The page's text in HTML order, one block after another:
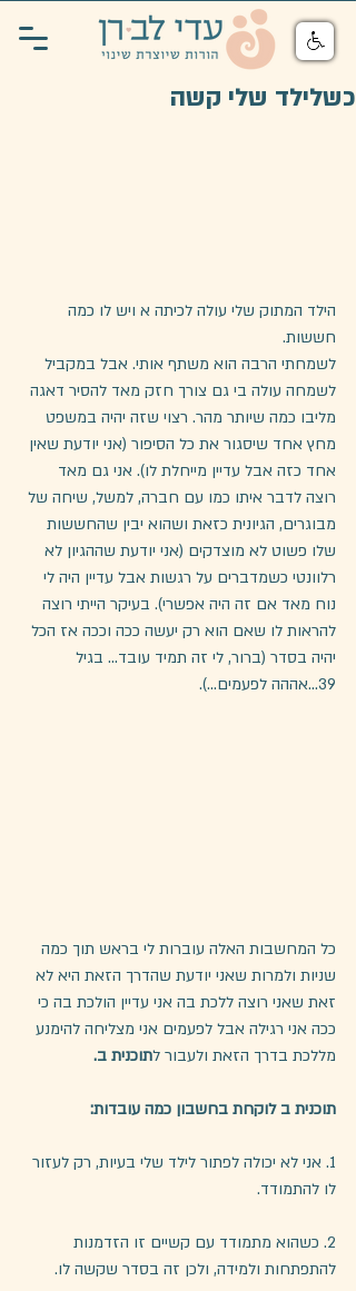
כשלילד שלי קשה
הילד המתוק שלי עולה לכיתה א ויש לו כמה
חששות.
לשמחתי הרבה הוא משתף אותי. אבל במקביל
לשמחה עולה בי גם צורך חזק מאד להסיר דאגה
מליבו כמה שיותר מהר. רצוי שזה יהיה במשפט
מחץ אחד שיסגור את כל הסיפור (אני יודעת שאין
אחד כזה אבל עדיין מייחלת לו). אני גם מאד
רוצה לדבר איתו כמו עם חברה, למשל, שיחה של
מבוגרים, הגיונית כזאת ושהוא יבין שהחששות
שלו פשוט לא מוצדקים (אני יודעת שההגיון לא
רלוונטי כשמדברים על רגשות אבל עדיין היה לי
נוח מאד אם זה היה אפשרי). בעיקר הייתי רוצה
להראות לו שאם הוא רק יעשה ככה וככה אז הכל
יהיה בסדר (ברור, לי זה תמיד עובד... בגיל
39...אההה לפעמים...).
כל המחשבות האלה עוברות לי בראש תוך כמה
שניות ולמרות שאני יודעת שהדרך הזאת היא לא
זאת שאני רוצה ללכת בה אני עדיין הולכת בה כי
ככה אני רגילה אבל לפעמים אני מצליחה להימנע
מללכת בדרך הזאת ולעבור לתוכנית ב.
תוכנית ב לוקחת בחשבון כמה עובדות:
1. אני לא יכולה לפתור לילד שלי בעיות, רק לעזור
לו להתמודד.
2. כשהוא מתמודד עם קשיים זו הזדמנות
להתפתחות ולמידה, ולכן זה בסדר שקשה לו.